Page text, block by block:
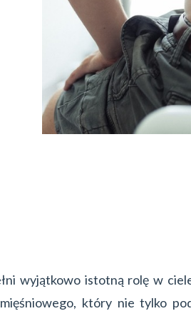
wyjątkowo istotną rolę w
który nie tylko